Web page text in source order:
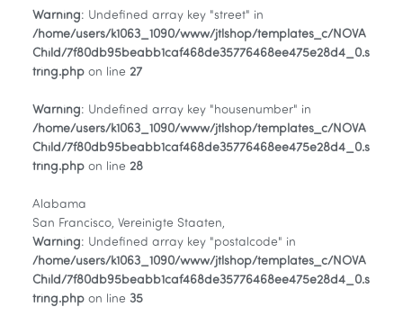
Warning: Undefined array key "street" in
/home/users/k1063_1090/www/jtlshop/templates_c/NOVA
Child/7f80db95beabb1caf468de35776468ee475e28d4_0.s
tring.php on line 27
Warning: Undefined array key "housenumber" in
/home/users/k1063_1090/www/jtlshop/templates_c/NOVA
Child/7f80db95beabb1caf468de35776468ee475e28d4_0.s
tring.php on line 28
Alabama
San Francisco, Vereinigte Staaten,
Warning: Undefined array key "postalcode" in
/home/users/k1063_1090/www/jtlshop/templates_c/NOVA
Child/7f80db95beabb1caf468de35776468ee475e28d4_0.s
tring.php on line 35